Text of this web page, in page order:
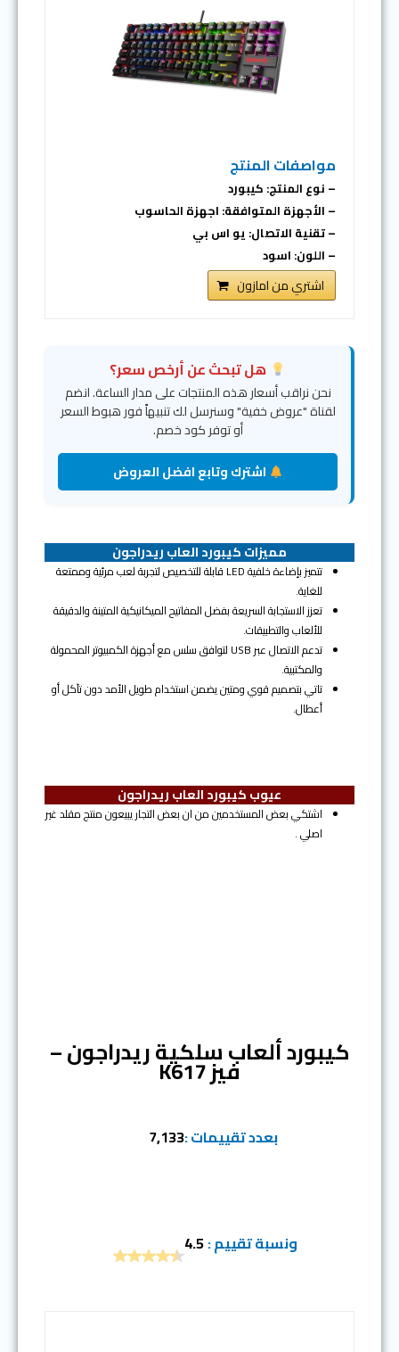
مواصفات المنتج
– نوع المنتج: كيبورد
– الأجهزة المتوافقة: اجهزة الحاسوب
– تقنية الاتصال: يو اس بي
– اللون: اسود
اشتري من امازون
هل تبحث عن أرخص سعر؟
نحن نراقب أسعار هذه المنتجات على مدار الساعة. انضم
لقناة "عروض خفية" وسنرسل لك تنبيهاً فور هبوط السعر
أو توفر كود خصم.
اشترك وتابع افضل العروض
مميزات كيبورد العاب ريدراجون
تتميز بإضاءة خلفية LED قابلة للتخصيص لتجربة لعب مرئية وممتعة
للغاية.
تعزز الاستجابة السريعة بفضل المفاتيح الميكانيكية المتينة والدقيقة
للألعاب والتطبيقات.
تدعم الاتصال عبر USB لتوافق سلس مع أجهزة الكمبيوتر المحمولة
والمكتبية.
تاتي بتصميم قوي ومتين يضمن استخدام طويل الأمد دون تآكل أو
أعطال.
عيوب كيبورد العاب ريدراجون
اشتكي بعض المستخدمين من ان بعض التجار يبيعون منتج مقلد غير
اصلي .
كيبورد ألعاب سلكية ريدراجون –
فيز K617
بعدد تقييمات :7,133
ونسبة تقييم :4.5